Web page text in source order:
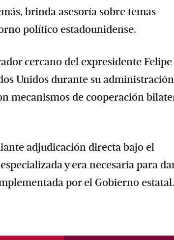
brinda asesoría sobre temas
político estadounidense.
cercano del expresidente Felipe
Unidos durante su
mecanismos de cooperación
adjudicación directa bajo el
y era necesaria para
por el Gobierno estatal.